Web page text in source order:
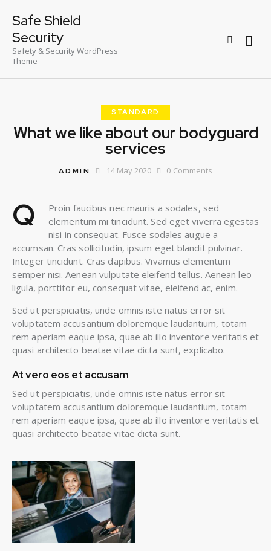
Safe Shield
Security
Safety & Security WordPress
Theme
STANDARD
What we like about our bodyguard
services
ADMIN 14 May 2020 0 Comments
Q
Proin faucibus nec mauris a sodales, sed
elementum mi tincidunt. Sed eget viverra egestas
nisi in consequat. Fusce sodales augue a
accumsan. Cras sollicitudin, ipsum eget blandit pulvinar.
Integer tincidunt. Cras dapibus. Vivamus elementum
semper nisi. Aenean vulputate eleifend tellus. Aenean leo
ligula, porttitor eu, consequat vitae, eleifend ac, enim.
Sed ut perspiciatis, unde omnis iste natus error sit
voluptatem accusantium doloremque laudantium, totam
rem aperiam eaque ipsa, quae ab illo inventore veritatis et
quasi architecto beatae vitae dicta sunt, explicabo.
At vero eos et accusam
Sed ut perspiciatis, unde omnis iste natus error sit
voluptatem accusantium doloremque laudantium, totam
rem aperiam eaque ipsa, quae ab illo inventore veritatis et
quasi architecto beatae vitae dicta sunt.